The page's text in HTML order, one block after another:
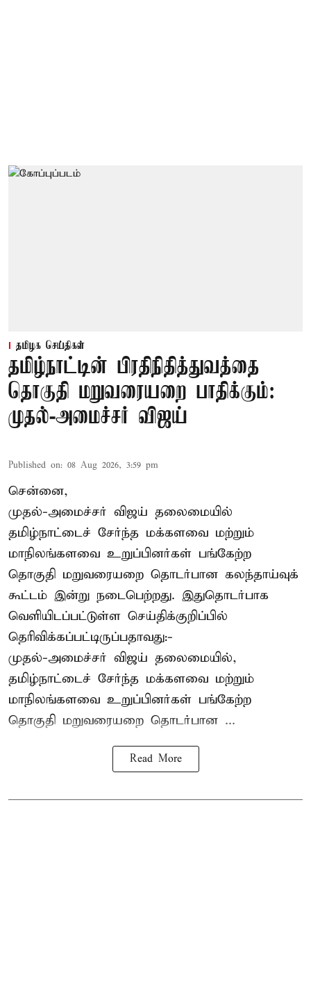
தமிழக செய்திகள்
தமிழ்நாட்டின் பிரதிநிதித்துவத்தை
தொகுதி மறுவரையறை பாதிக்கும்:
முதல்-அமைச்சர் விஜய்
Published on: 08 Aug 2026, 3:59 pm
சென்னை,
முதல்-அமைச்சர் விஜய் தலைமையில்
தமிழ்நாட்டைச் சேர்ந்த மக்களவை மற்றும்
மாநிலங்களவை உறுப்பினர்கள் பங்கேற்ற
தொகுதி மறுவரையறை தொடர்பான கலந்தாய்வுக்
கூட்டம் இன்று நடைபெற்றது. இதுதொடர்பாக
வெளியிடப்பட்டுள்ள செய்திக்குறிப்பில்
தெரிவிக்கப்பட்டிருப்பதாவது:-
முதல்-அமைச்சர் விஜய் தலைமையில்,
தமிழ்நாட்டைச் சேர்ந்த மக்களவை மற்றும்
மாநிலங்களவை உறுப்பினர்கள் பங்கேற்ற
தொகுதி மறுவரையறை தொடர்பான ...
Read More